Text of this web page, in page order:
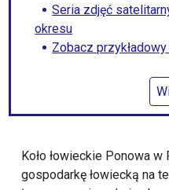
Seria zdjęć
okresu
Zobacz
Koło łowieckie Ponowa
gospodarkę łowiecką na